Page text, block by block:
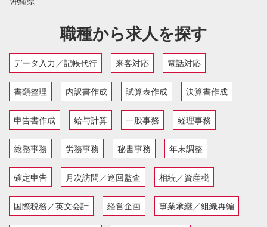
職種から求人を探す
データ入力／記帳代行 来客対応 電話対応
書類整理 内訳書作成 試算表作成 決算書作成
申告書作成 給与計算 一般事務 経理事務
総務事務 労務事務 秘書事務 年末調整
確定申告 月次訪問／巡回監査 相続／資産税
国際税務／英文会計 経営企画 事業承継／組織再編